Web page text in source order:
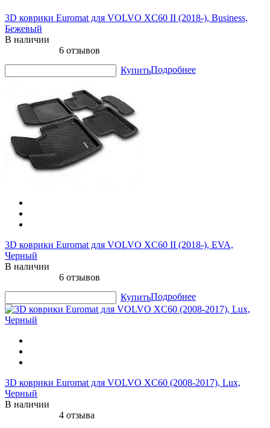
3D коврики Euromat для VOLVO XC60 II (2018-), Business,
Бежевый
В наличии
6 отзывов
КупитьПодробнее
3D коврики Euromat для VOLVO XC60 II (2018-), EVA,
Черный
В наличии
6 отзывов
КупитьПодробнее
3D коврики Euromat для VOLVO XC60 (2008-2017), Lux,
Черный
В наличии
4 отзыва